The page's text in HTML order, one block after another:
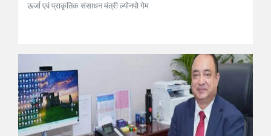
ऊर्जा एवं प्राकृतिक संसाधन मंत्री ल्योनपो गेम